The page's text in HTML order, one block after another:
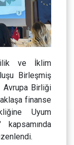
ve İklim
Birleşmiş
Avrupa Birliği
finanse
Uyum